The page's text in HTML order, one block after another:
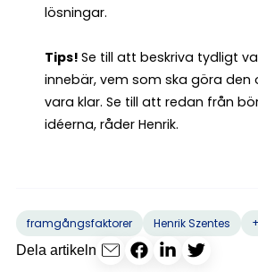
lösningar.
Tips! Se till att beskriva tydligt
innebär, vem som ska göra den
vara klar. Se till att redan från
idéerna, råder Henrik.
framgångsfaktorer Henrik Szentes
Dela artikeln